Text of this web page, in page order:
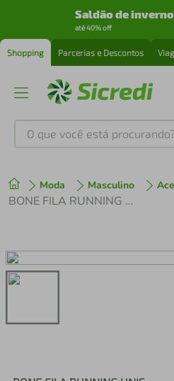
Saldão de inverno
até 40% off
Shopping Parcerias e Descontos
O que você está procurando?
Moda Masculino
BONE FILA RUNNING UNIS
1 º tenis